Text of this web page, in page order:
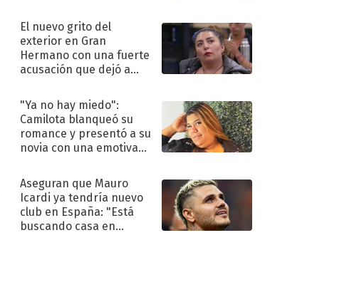
El nuevo grito del
exterior en Gran
Hermano con una fuerte
acusación que dejó a
"Traidora"
"Ya no hay miedo":
Camilota blanqueó su
romance y presentó a su
novia con una emotiva
Aseguran que Mauro
Icardi ya tendría nuevo
club en España: "Está
buscando casa en